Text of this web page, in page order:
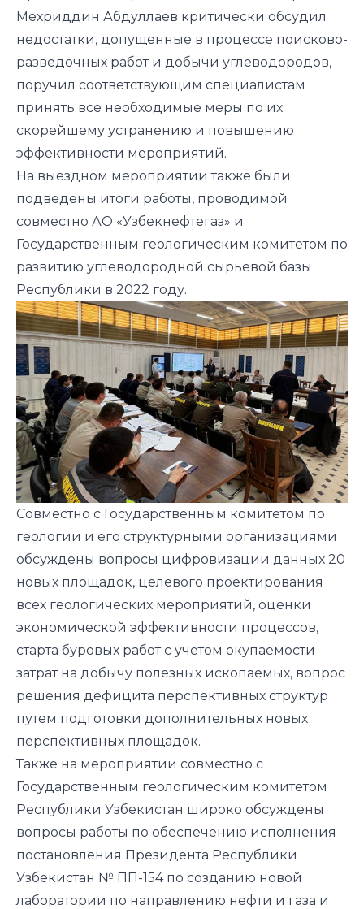
Мехриддин Абдуллаев критически обсудил
недостатки, допущенные в процессе поисково-
разведочных работ и добычи углеводородов,
поручил соответствующим специалистам
принять все необходимые меры по их
скорейшему устранению и повышению
эффективности мероприятий.
На выездном мероприятии также были
подведены итоги работы, проводимой
совместно АО «Узбекнефтегаз» и
Государственным геологическим комитетом по
развитию углеводородной сырьевой базы
Республики в 2022 году.
Совместно с Государственным комитетом по
геологии и его структурными организациями
обсуждены вопросы цифровизации данных 20
новых площадок, целевого проектирования
всех геологических мероприятий, оценки
экономической эффективности процессов,
старта буровых работ с учетом окупаемости
затрат на добычу полезных ископаемых, вопрос
решения дефицита перспективных структур
путем подготовки дополнительных новых
перспективных площадок.
Также на мероприятии совместно с
Государственным геологическим комитетом
Республики Узбекистан широко обсуждены
вопросы работы по обеспечению исполнения
постановления Президента Республики
Узбекистан № ПП-154 по созданию новой
лаборатории по направлению нефти и газа и